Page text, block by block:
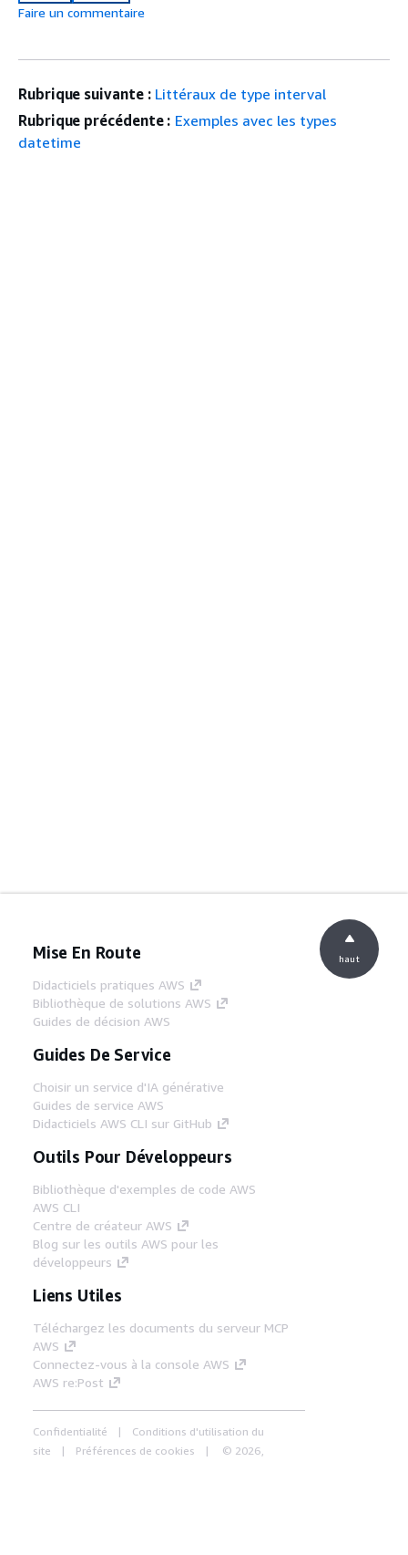
Faire un commentaire
Rubrique suivante : Littéraux de type interval
Rubrique précédente : Exemples avec les types
datetime
Mise En Route
Didacticiels pratiques AWS
Bibliothèque de solutions AWS
Guides de décision AWS
Guides De Service
Choisir un service d'IA générative
Guides de service AWS
Didacticiels AWS CLI sur GitHub
Outils Pour Développeurs
Bibliothèque d'exemples de code AWS
AWS CLI
Centre de créateur AWS
Blog sur les outils AWS pour les
développeurs
Liens Utiles
Téléchargez les documents du serveur MCP
AWS
Connectez-vous à la console AWS
AWS re:Post
Confidentialité
Conditions d'utilisation du
site
Préférences de cookies
© 2026,
haut